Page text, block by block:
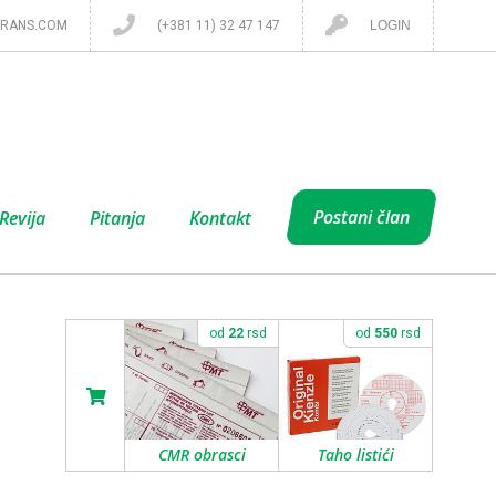
(+381 11) 32 47 147 LOGIN
Pitanja Kontakt Postani član
CMR obrasci
od 22 rsd
Taho listići
od 550 rsd